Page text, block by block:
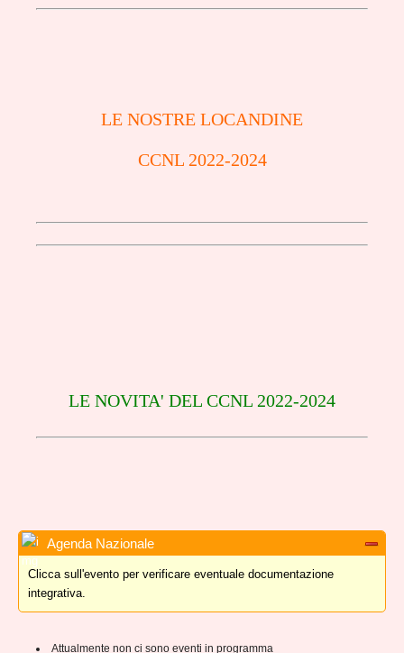
LE NOSTRE LOCANDINE
CCNL 2022-2024
LE NOVITA' DEL CCNL 2022-2024
Agenda Nazionale
Clicca sull'evento per verificare eventuale documentazione
integrativa.
Attualmente non ci sono eventi in programma